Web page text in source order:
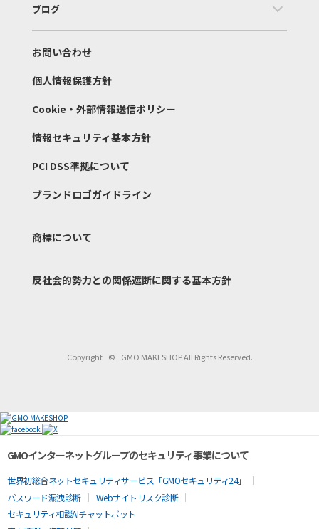
ブログ
お問い合わせ
個人情報保護方針
Cookie・外部情報送信ポリシー
情報セキュリティ基本方針
PCI DSS準拠について
ブランドロゴガイドライン
商標について
反社会的勢力との関係遮断に関する基本方針
Copyright © GMO MAKESHOP All Rights Reserved.
GMOインターネットグループのセキュリティ事業について
世界初総合ネットセキュリティサービス「GMOセキュリティ24」
パスワード漏洩診断
Webサイトリスク診断
セキュリティ相談AIチャットボット